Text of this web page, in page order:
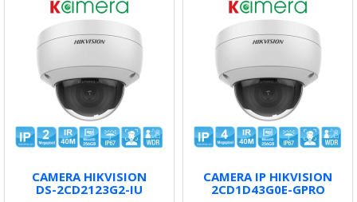
CAMERA HIKVISION
DS-2CD2123G2-IU
CAMERA IP HIKVISION
2CD1D43G0E-GPRO